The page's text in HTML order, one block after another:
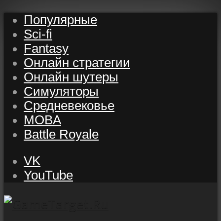
Популярные
Sci-fi
Fantasy
Онлайн стратегии
Онлайн шутеры
Симуляторы
Средневековье
MOBA
Battle Royale
VK
YouTube